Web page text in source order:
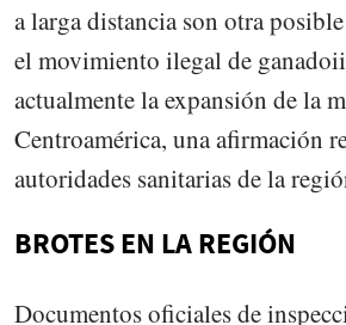
a larga distancia son otra
el movimiento ilegal de
actualmente la expansión de la
Centroamérica, una afirmación
autoridades sanitarias de la
BROTES EN LA REGIÓN
Documentos oficiales de